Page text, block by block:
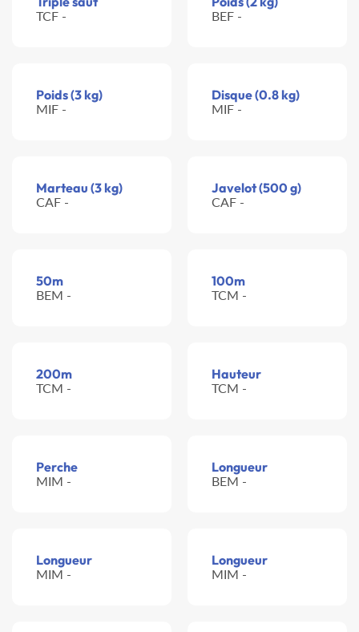
TCF - BEF -
Poids (3 kg)
MIF -
Disque (0.8 kg)
MIF -
Marteau (3 kg)
CAF -
Javelot (500 g)
CAF -
50m
BEM -
100m
TCM -
200m
TCM -
Hauteur
TCM -
Perche
MIM -
Longueur
BEM -
Longueur
MIM -
Longueur
MIM -